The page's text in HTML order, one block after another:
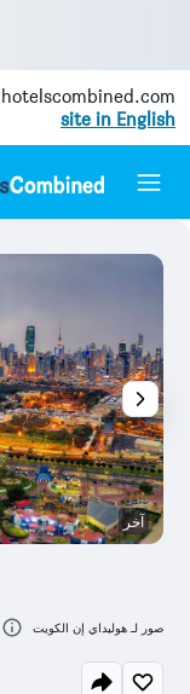
site in English
آخر
صور لـ هوليداي إن الكويت